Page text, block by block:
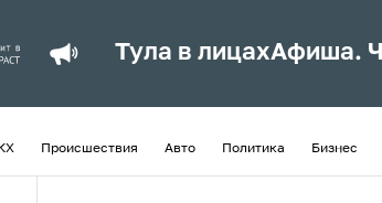
Тула в лицахАфиша.
Происшествия Авто Политика Бизнес